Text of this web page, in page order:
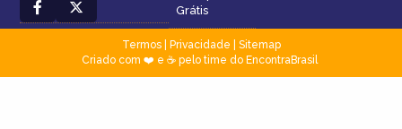
Grátis
Termos| Privacidade
Sitemap
Criado com ❤️ e ☕ pelo time do EncontraBrasil